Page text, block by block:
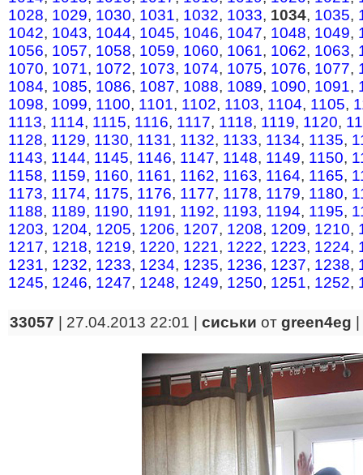
1028, 1029, 1030, 1031, 1032, 1033, 1034, 1035,
1042, 1043, 1044, 1045, 1046, 1047, 1048, 1049,
1056, 1057, 1058, 1059, 1060, 1061, 1062, 1063,
1070, 1071, 1072, 1073, 1074, 1075, 1076, 1077,
1084, 1085, 1086, 1087, 1088, 1089, 1090, 1091,
1098, 1099, 1100, 1101, 1102, 1103, 1104, 1105,
1113, 1114, 1115, 1116, 1117, 1118, 1119, 1120,
1128, 1129, 1130, 1131, 1132, 1133, 1134, 1135,
1143, 1144, 1145, 1146, 1147, 1148, 1149, 1150,
1158, 1159, 1160, 1161, 1162, 1163, 1164, 1165,
1173, 1174, 1175, 1176, 1177, 1178, 1179, 1180,
1188, 1189, 1190, 1191, 1192, 1193, 1194, 1195,
1203, 1204, 1205, 1206, 1207, 1208, 1209, 1210,
1217, 1218, 1219, 1220, 1221, 1222, 1223, 1224,
1231, 1232, 1233, 1234, 1235, 1236, 1237, 1238,
1245, 1246, 1247, 1248, 1249, 1250, 1251, 1252,
33057 | 27.04.2013 22:01 | сиськи от green4eg